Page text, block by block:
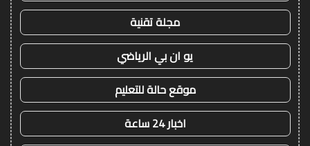
مجلة تقنية
يو ان بي الرياضي
موقع حالة للتعليم
اخبار 24 ساعة